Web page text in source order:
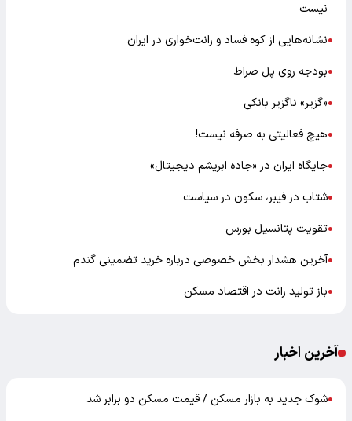
نیست
●نشانه‌هایی از کوه فساد و رانت‌خواری در ایران
●بودجه روی پل صراط
●«گزیر» ناگزیر بانکی
●هیچ فعالیتی به صرفه نیست!
●جایگاه ایران در «جاده ابریشم دیجیتال»
●شتاب در فیبر، سکون در سیاست
●تقویت پتانسیل بورس
●آخرین هشدار بخش خصوصی درباره خرید تضمینی گندم
●باز تولید رانت در اقتصاد مسکن
آخرین اخبار
●شوک جدید به بازار مسکن / قیمت مسکن دو برابر شد